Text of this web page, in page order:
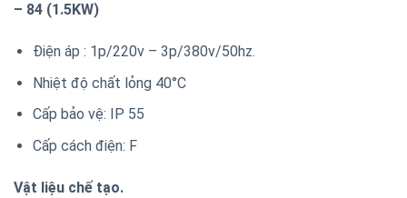
– 84 (1.5KW)
Điện áp : 1p/220v – 3p/380v/50hz.
Nhiệt độ chất lỏng 40°C
Cấp bảo vệ: IP 55
Cấp cách điện: F
Vật liệu chế tạo.